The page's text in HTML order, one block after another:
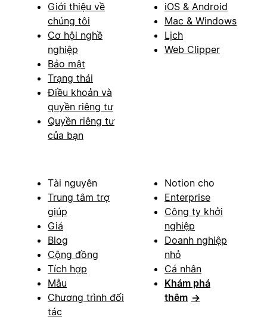
Giới thiệu về
chúng tôi
Cơ hội nghề
nghiệp
Bảo mật
Trạng thái
Điều khoản và
quyền riêng tư
Quyền riêng tư
của bạn
iOS & Android
Mac & Windows
Lịch
Web Clipper
Tài nguyên
Trung tâm trợ
giúp
Giá
Blog
Cộng đồng
Tích hợp
Mẫu
Chương trình đối
tác
Notion cho
Enterprise
Công ty khởi
nghiệp
Doanh nghiệp
nhỏ
Cá nhân
Khám phá
thêm →